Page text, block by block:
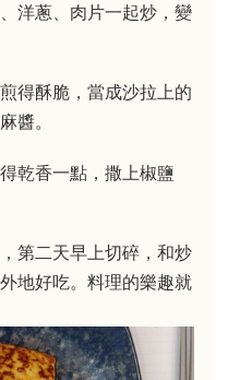
洋蔥、肉片一起炒，變
得酥脆，當成沙拉上的
醬。
乾香一點，撒上椒鹽
第二天早上切碎，和炒
地好吃。料理的樂趣就